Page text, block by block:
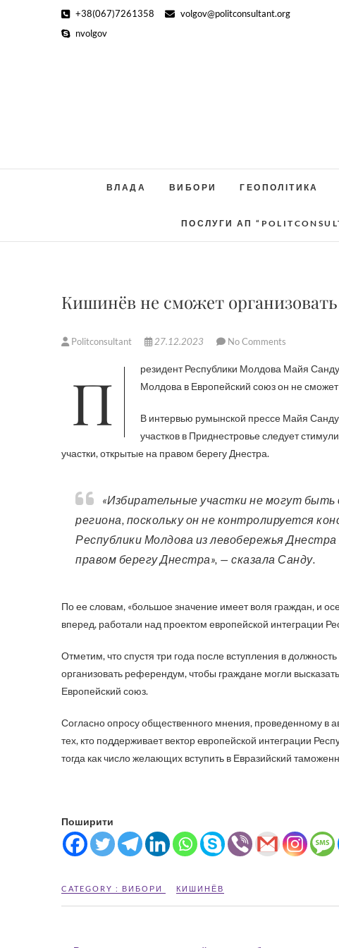
+38(067)7261358
volgov@politconsultant.org
nvolgov
ВЛАДА ВИБОРИ ГЕОПОЛІТИКА
ПОСЛУГИ АП
Кишинёв не сможет
Politconsultant 27.12.2023 No Comments
Президент Республики Молдова Майя Санду объявляет, что в случае референдума о вступлении Республики Молдова в Европейский союз он не
В интервью румынской прессе Майя Санду
участков в Приднестровье следует
участки, открытые на правом берегу Днестра.
«Избирательные участки не могут быть открыты на территории Приднестровского
региона, поскольку он не контролируется
Республики Молдова из левобережья
правом берегу Днестра», — сказала Санду.
По ее словам, «большое значение имеет воля граждан, и
вперед, работали над проектом европейской интеграции
Отметим, что спустя три года после вступления в
организовать референдум, чтобы граждане могли
Европейский союз.
Согласно опросу общественного мнения, проведенному в
тех, кто поддерживает вектор европейской интеграции
тогда как число желающих вступить в Евразийский
Поширити
CATEGORY : ВИБОРИ КИШИНЁВ